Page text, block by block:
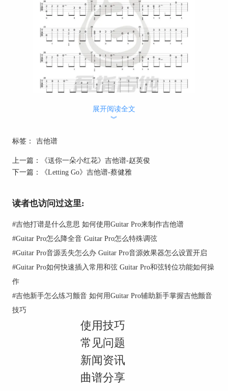
二、《安静》吉他谱歌词
只剩下钢琴陪我谈了一天
展开阅读全文
︾
标签： 吉他谱
上一篇：
《送你一朵小红花》吉他谱-赵英俊
下一篇：
《Letting Go》吉他谱-蔡健雅
读者也访问过这里:
#吉他打谱是什么意思 如何使用Guitar Pro来制作吉他谱
#Guitar Pro怎么降全音 Guitar Pro怎么特殊调弦
#Guitar Pro音源丢失怎么办 Guitar Pro音源效果器怎么设置开启
#Guitar Pro如何快速插入常用和弦 Guitar Pro和弦转位功能如何操
作
#吉他新手怎么练习颤音 如何用Guitar Pro辅助新手掌握吉他颤音
技巧
使用技巧
常见问题
新闻资讯
曲谱分享